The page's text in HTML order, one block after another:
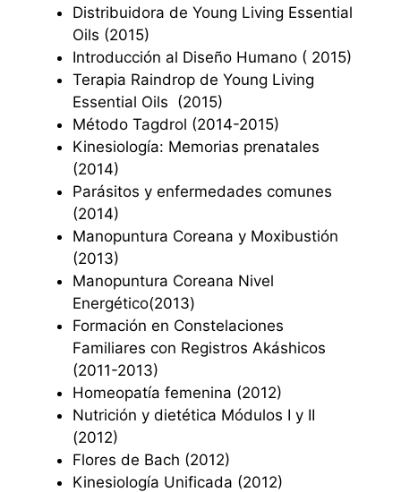
Distribuidora de Young Living Essential
Oils (2015)
Introducción al Diseño Humano ( 2015)
Terapia Raindrop de Young Living
Essential Oils (2015)
Método Tagdrol (2014-2015)
Kinesiología: Memorias prenatales
(2014)
Parásitos y enfermedades comunes
(2014)
Manopuntura Coreana y Moxibustión
(2013)
Manopuntura Coreana Nivel
Energético(2013)
Formación en Constelaciones
Familiares con Registros Akáshicos
(2011-2013)
Homeopatía femenina (2012)
Nutrición y dietética Módulos I y II
(2012)
Flores de Bach (2012)
Kinesiología Unificada (2012)